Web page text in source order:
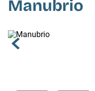
Manubrio